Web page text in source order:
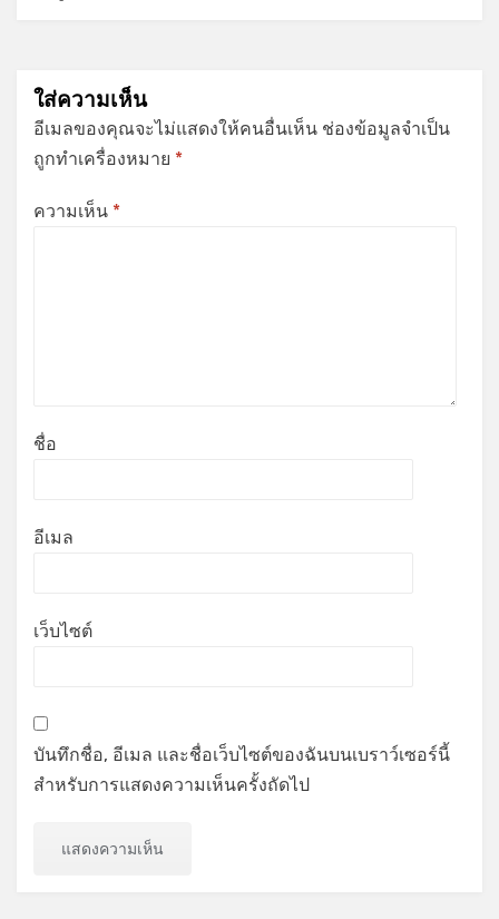
ใส่ความเห็น
อีเมลของคุณจะไม่แสดงให้คนอื่นเห็น ช่องข้อมูลจำเป็น
ถูกทำเครื่องหมาย *
ความเห็น *
ชื่อ
อีเมล
เว็บไซต์
บันทึกชื่อ, อีเมล และชื่อเว็บไซต์ของฉันบนเบราว์เซอร์นี้
สำหรับการแสดงความเห็นครั้งถัดไป